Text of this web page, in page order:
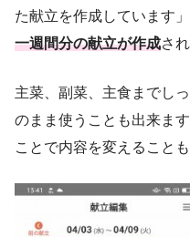
た献立を作成しています
一週間分の献立が作成さ
主菜、副菜、主食までし
のまま使うことも出来ま
ことで内容を変えることも